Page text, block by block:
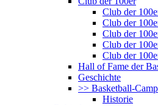
Club der
Club der
Club der
Club der
Club der
Hall of Fame der
Geschichte
>> Basketball-
Historie